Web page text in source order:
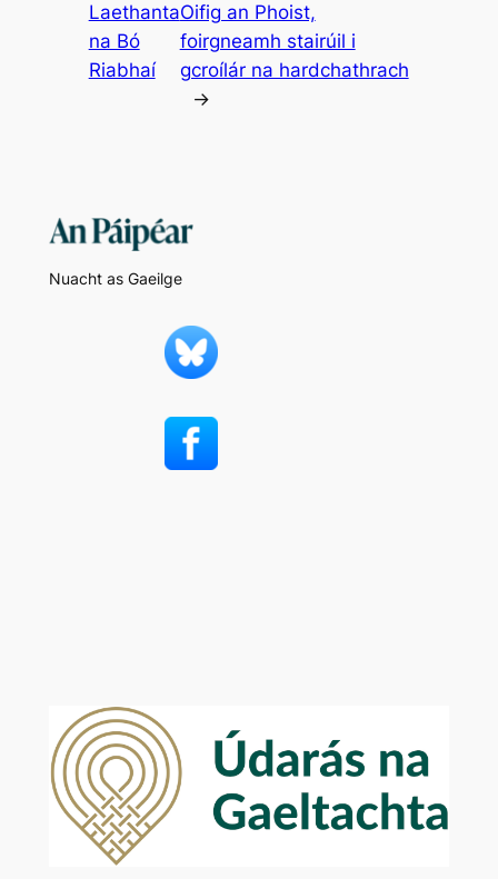
Laethanta
na Bó
Riabhaí
Oifig an Phoist,
foirgneamh stairúil i
gcroílár na hardchathrach
→
Nuacht as Gaeilge